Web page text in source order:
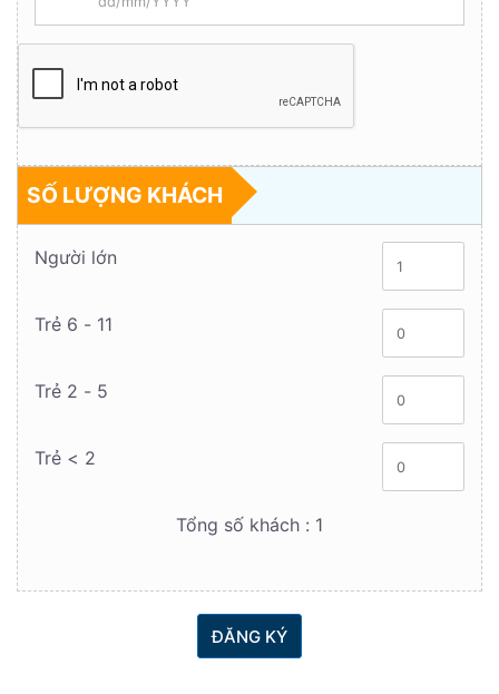
SỐ LƯỢNG KHÁCH
Người lớn
Trẻ 6 - 11
Trẻ 2 - 5
Trẻ < 2
Tổng số khách : 1
ĐĂNG KÝ